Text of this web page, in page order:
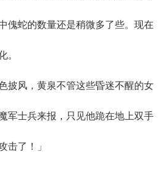
傀蛇的数量还是稍微多了些。现在
。
风，黄泉不管这些昏迷不醒的女
军士兵来报，只见他跪在地上双手
击了！」